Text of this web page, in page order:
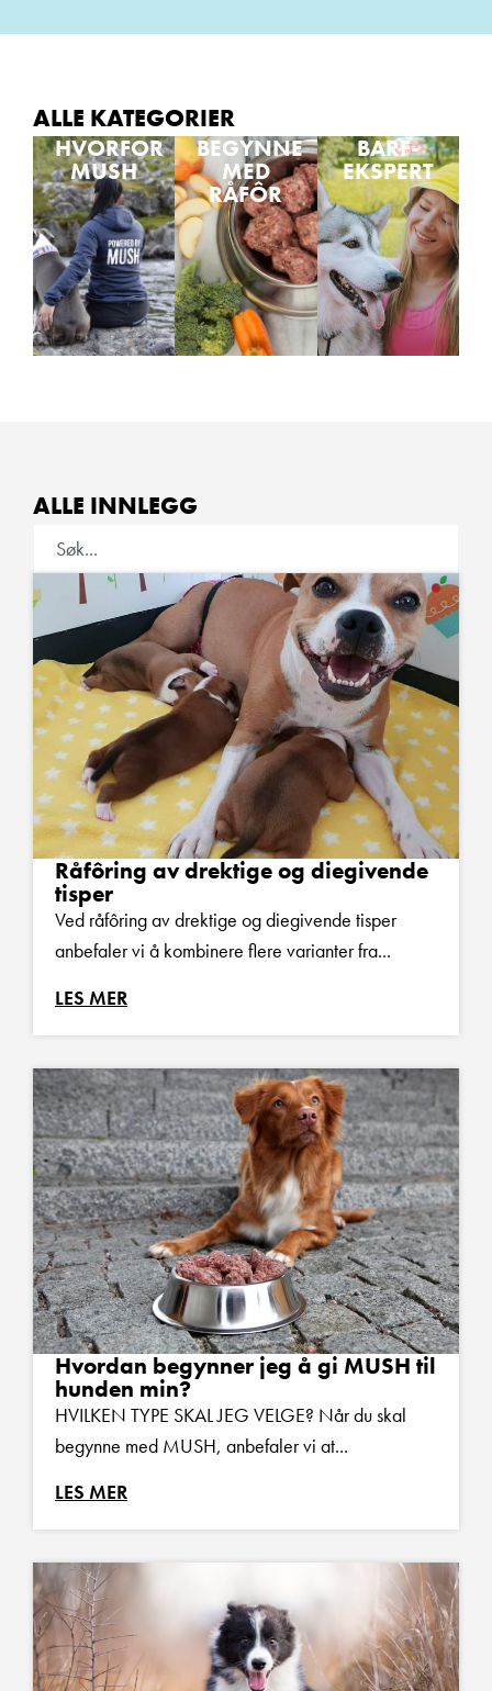
ALLE KATEGORIER
HVORFOR
MUSH
BEGYNNE
MED
RÅFÔR
BARF-
EKSPERT
ALLE INNLEGG
Råfôring av drektige og diegivende
tisper
Ved råfôring av drektige og diegivende tisper
anbefaler vi å kombinere flere varianter fra...
LES MER
Hvordan begynner jeg å gi MUSH til
hunden min?
HVILKEN TYPE SKAL JEG VELGE? Når du skal
begynne med MUSH, anbefaler vi at...
LES MER